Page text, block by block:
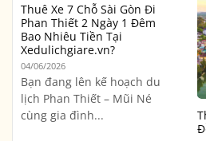
Thuê Xe 7 Chỗ Sài Gòn Đi
Phan Thiết 2 Ngày 1 Đêm
Bao Nhiêu Tiền Tại
Xedulichgiare.vn?
04/06/2026
Bạn đang lên kế hoạch du
lịch Phan Thiết – Mũi Né
cùng gia đình...